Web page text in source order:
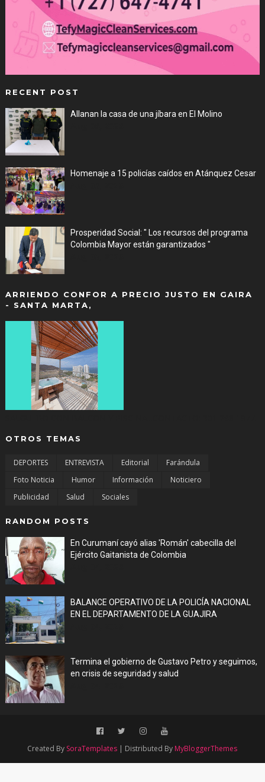
RECENT POST
Allanan la casa de una jíbara en El Molino
Homenaje a 15 policías caídos en Atánquez Cesar
Prosperidad Social: " Los recursos del programa
Colombia Mayor están garantizados "
ARRIENDO CONFOR A PRECIO JUSTO EN GAIRA
- SANTA MARTA,
OTROS TEMAS
DEPORTES ENTREVISTA Editorial
Farándula
Foto Noticia
Humor Información
Noticiero
Publicidad
Salud Sociales
RANDOM POSTS
En Curumaní cayó alias 'Román' cabecilla del
Ejército Gaitanista de Colombia
BALANCE OPERATIVO DE LA POLICÍA NACIONAL
EN EL DEPARTAMENTO DE LA GUAJIRA
Termina el gobierno de Gustavo Petro y seguimos,
en crisis de seguridad y salud
Created By SoraTemplates | Distributed By MyBloggerThemes